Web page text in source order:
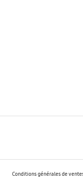
Conditions générales de